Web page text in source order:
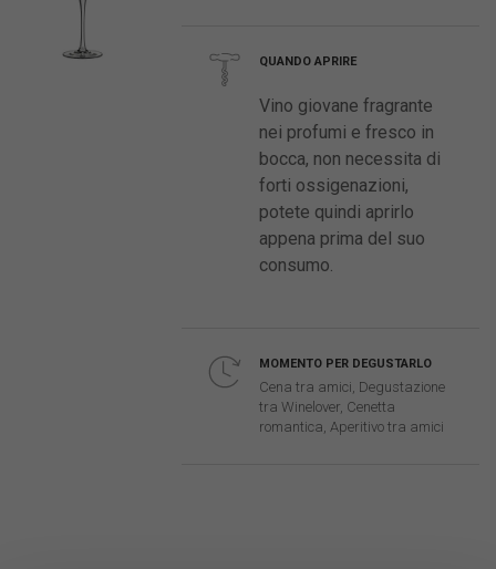
QUANDO APRIRE
Vino giovane fragrante
nei profumi e fresco in
bocca, non necessita di
forti ossigenazioni,
potete quindi aprirlo
appena prima del suo
consumo.
MOMENTO PER DEGUSTARLO
Cena tra amici, Degustazione
tra Winelover, Cenetta
romantica, Aperitivo tra amici